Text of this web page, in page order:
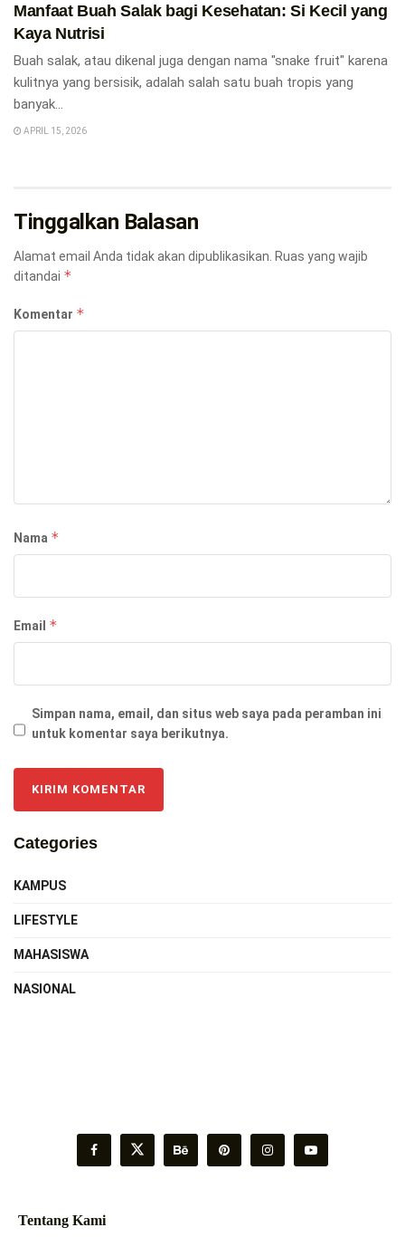
Manfaat Buah Salak bagi Kesehatan: Si Kecil yang
Kaya Nutrisi
Buah salak, atau dikenal juga dengan nama "snake fruit" karena
kulitnya yang bersisik, adalah salah satu buah tropis yang
banyak...
APRIL 15, 2026
Tinggalkan Balasan
Alamat email Anda tidak akan dipublikasikan. Ruas yang wajib
ditandai *
Komentar *
Nama *
Email *
Simpan nama, email, dan situs web saya pada peramban ini
untuk komentar saya berikutnya.
Categories
KAMPUS
LIFESTYLE
MAHASISWA
NASIONAL
Tentang Kami